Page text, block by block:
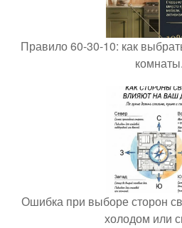
Правило 60-30-10: как
комнаты.
Ошибка при выборе сторон
холодом или